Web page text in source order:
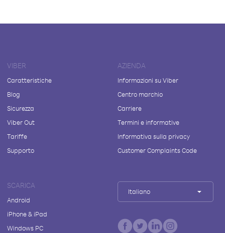
VIBER
Caratteristiche
Blog
Sicurezza
Viber Out
Tariffe
Supporto
AZIENDA
Informazioni su Viber
Centro marchio
Carriere
Termini e informative
Informativa sulla privacy
Customer Complaints Code
SCARICA
Android
iPhone & iPad
Windows PC
Italiano